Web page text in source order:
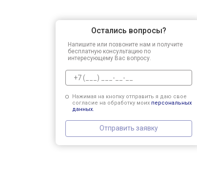
Остались вопросы?
Напишите или позвоните нам и получите
бесплатную консультацию по
интересующему Вас вопросу.
Нажимая на кнопку отправить я даю свое
согласие на обработку моих персональных
данных.
Отправить заявку